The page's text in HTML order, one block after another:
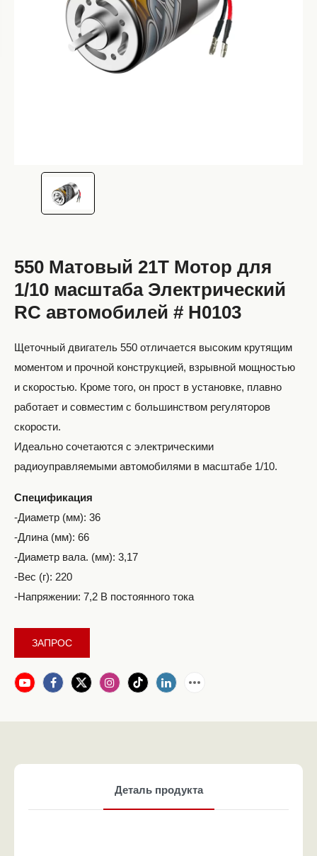
550 Матовый 21T Мотор для
1/10 масштаба Электрический
RC автомобилей # H0103
Щеточный двигатель 550 отличается высоким крутящим
моментом и прочной конструкцией, взрывной мощностью
и скоростью. Кроме того, он прост в установке, плавно
работает и совместим с большинством регуляторов
скорости.
Идеально сочетаются с электрическими
радиоуправляемыми автомобилями в масштабе 1/10.
Спецификация
-Диаметр (мм): 36
-Длина (мм): 66
-Диаметр вала. (мм): 3,17
-Вес (г): 220
-Напряжении: 7,2 В постоянного тока
ЗАПРОС
Деталь продукта